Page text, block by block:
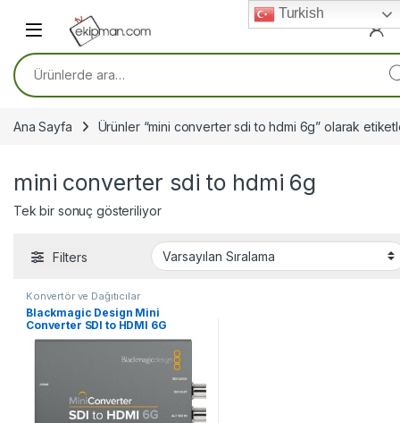
Ara:
Ana Sayfa Ürünler “mini converter sdi to hdmi 6g” olarak
mini converter sdi to hdmi 6g
Tek bir sonuç gösteriliyor
Filters
Konvertör ve Dağıtıcılar
Blackmagic Design Mini
Converter SDI to HDMI 6G
Turkish